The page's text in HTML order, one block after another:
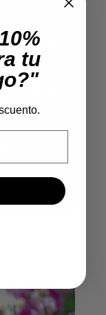
tu